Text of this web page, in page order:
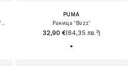
PUMA
Раница 'Buzz'
32,90 €(64,35 лв.³)